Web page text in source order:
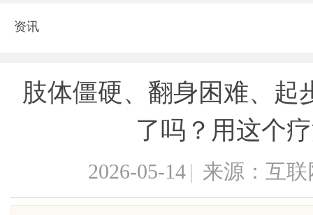
资讯
肢体僵硬、翻身困难、
了吗？用这个
2026-05-14 | 来源：互联